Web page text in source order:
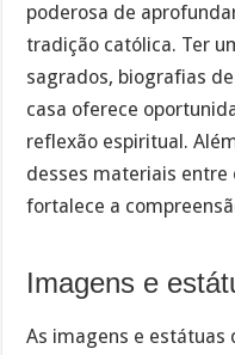
poderosa de
tradição católica. Ter
sagrados, biografias
casa oferece
reflexão espiritual.
desses materiais
fortalece a
Imagens e
As imagens e estátuas